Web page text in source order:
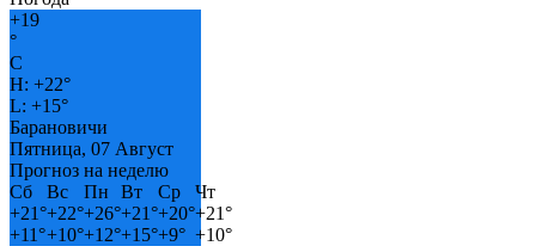
+19
°
C
H: +22°
L: +15°
Барановичи
Пятница, 07 Август
Прогноз на неделю
Сб
Вс Пн Вт Ср
Чт
+21°+22°+26°+21°+20°+21°
+11°+10°+12°+15°+9° +10°